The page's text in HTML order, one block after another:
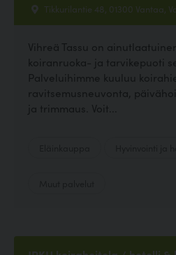
Tikkurilantie 48, 01300 Vantaa,
Vihreä Tassu on
koiranruoka- ja tarvikepuoti
Palveluihimme kuuluu
ravitsemusneuvonta,
ja trimmaus. Voit...